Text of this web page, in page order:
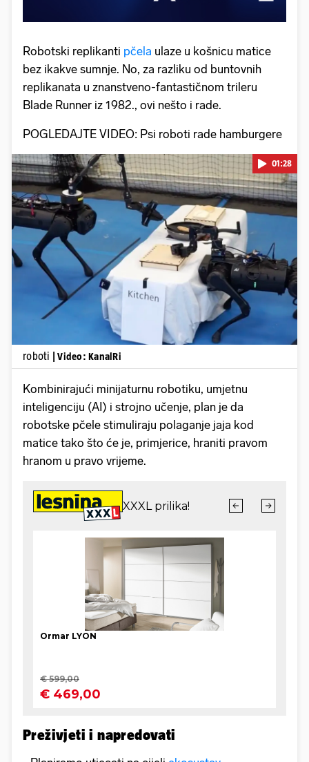
Robotski replikanti pčela ulaze u košnicu matice
bez ikakve sumnje. No, za razliku od buntovnih
replikanata u znanstveno-fantastičnom trileru
Blade Runner iz 1982., ovi nešto i rade.
POGLEDAJTE VIDEO: Psi roboti rade hamburgere
Pokretanje videa...
01:28
roboti | Video: KanalRi
Kombinirajući minijaturnu robotiku, umjetnu
inteligenciju (AI) i strojno učenje, plan je da
robotske pčele stimuliraju polaganje jaja kod
matice tako što će je, primjerice, hraniti pravom
hranom u pravo vrijeme.
Preživjeti i napredovati